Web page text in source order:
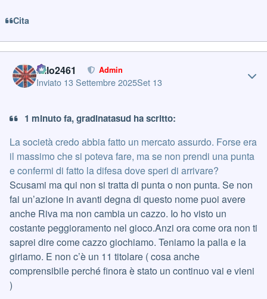
Cita
cillo2461 Admin
Inviato 13 Settembre 2025Set 13
1 minuto fa, gradinatasud ha scritto:
La società credo abbia fatto un mercato assurdo. Forse era
il massimo che si poteva fare, ma se non prendi una punta
e confermi di fatto la difesa dove speri di arrivare?
Scusami ma qui non si tratta di punta o non punta. Se non
fai un’azione in avanti degna di questo nome puoi avere
anche Riva ma non cambia un cazzo. Io ho visto un
costante peggioramento nel gioco.Anzi ora come ora non ti
saprei dire come cazzo giochiamo. Teniamo la palla e la
giriamo. E non c’è un 11 titolare ( cosa anche
comprensibile perché finora è stato un continuo vai e vieni
)